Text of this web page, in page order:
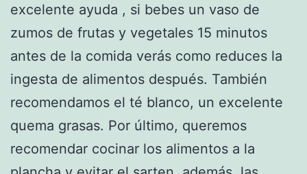
excelente ayuda , si bebes un vaso de
zumos de frutas y vegetales 15 minutos
antes de la comida verás como reduces la
ingesta de alimentos después. También
recomendamos el té blanco, un excelente
quema grasas. Por último, queremos
recomendar cocinar los alimentos a la